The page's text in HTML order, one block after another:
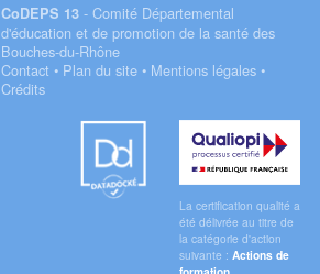
CoDEPS 13- Comité Départemental
d'éducation et de promotion de la santé des
Bouches-du-Rhône
Contact • Plan du site• Mentions légales•
Crédits
Qualiopi
La certification qualité a
été délivrée au titre de
la catégorie d'action
suivante :Actions de